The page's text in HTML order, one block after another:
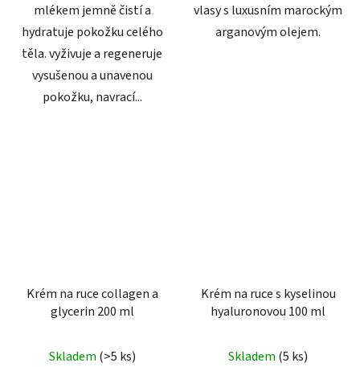
mlékem jemně čistí a
hydratuje pokožku celého
těla. vyživuje a regeneruje
vysušenou a unavenou
pokožku, navrací...
vlasy s luxusním marockým
arganovým olejem.
Krém na ruce collagen a
glycerin 200 ml
Skladem (>5 ks)
Krém na ruce s kyselinou
hyaluronovou 100 ml
Skladem (5 ks)